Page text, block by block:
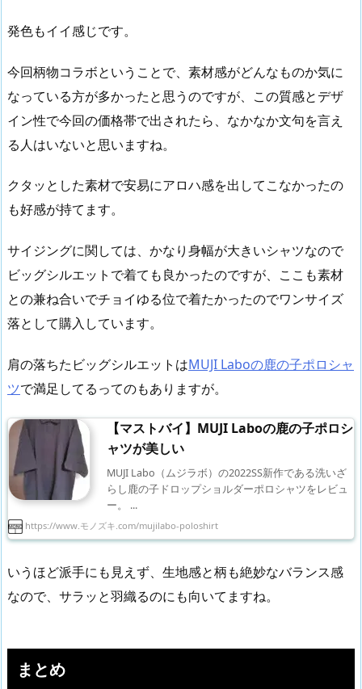
発色もイイ感じです。
今回柄物コラボということで、素材感がどんなものか気に
なっている方が多かったと思うのですが、この質感とデザ
イン性で今回の価格帯で出されたら、なかなか文句を言え
る人はいないと思いますね。
クタッとした素材で安易にアロハ感を出してこなかったの
も好感が持てます。
サイジングに関しては、かなり身幅が大きいシャツなので
ビッグシルエットで着ても良かったのですが、ここも素材
との兼ね合いでチョイゆる位で着たかったのでワンサイズ
落として購入しています。
肩の落ちたビッグシルエットはMUJI Laboの鹿の子ポロシャ
ツで満足してるってのもありますが。
【マストバイ】MUJI Laboの鹿の子ポロシ
ャツが美しい
MUJI Labo（ムジラボ）の2022SS新作である洗いざ
らし鹿の子ドロップショルダーポロシャツをレビュ
ー。 ...
https://www.モノズキ.com/mujilabo-poloshirt
いうほど派手にも見えず、生地感と柄も絶妙なバランス感
なので、サラッと羽織るのにも向いてますね。
まとめ